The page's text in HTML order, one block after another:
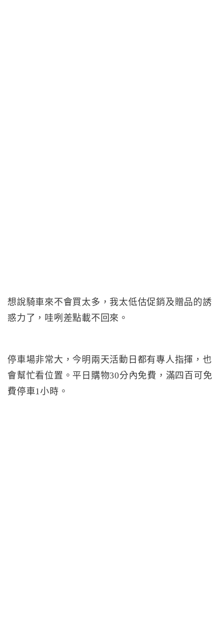
想說騎車來不會買太多，我太低估促銷及贈品的誘
惑力了，哇咧差點載不回來。
停車場非常大，今明兩天活動日都有專人指揮，也
會幫忙看位置。平日購物30分內免費，滿四百可免
費停車1小時。